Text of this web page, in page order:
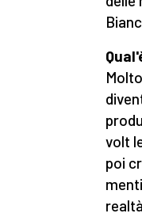
volt
poi